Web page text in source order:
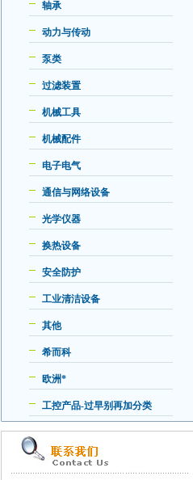
轴承
动力与传动
泵类
过滤装置
机械工具
机械配件
电子电气
通信与网络设备
光学仪器
换热设备
安全防护
工业清洁设备
其他
希而科
欧洲*
工控产品-过早别再加分类